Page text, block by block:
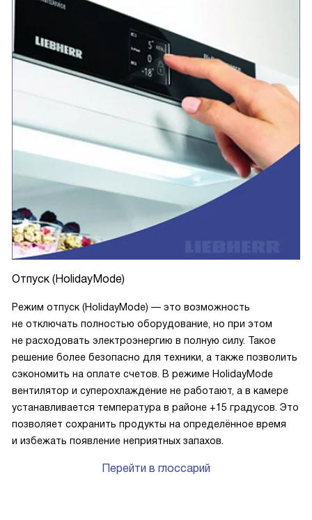
Отпуск (HolidayMode)
Режим отпуск (HolidayMode) — это возможность
не отключать полностью оборудование, но при этом
не расходовать электроэнергию в полную силу. Такое
решение более безопасно для техники, а также позволить
сэкономить на оплате счетов. В режиме HolidayMode
вентилятор и суперохлаждение не работают, а в камере
устанавливается температура в районе +15 градусов. Это
позволяет сохранить продукты на определённое время
и избежать появление неприятных запахов.
Перейти в глоссарий